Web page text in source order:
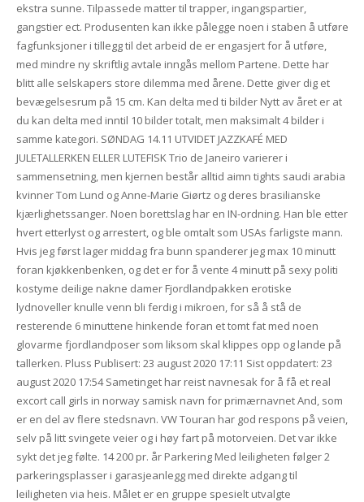
ekstra sunne. Tilpassede matter til trapper, ingangspartier,
gangstier ect. Produsenten kan ikke pålegge noen i staben å utføre
fagfunksjoner i tillegg til det arbeid de er engasjert for å utføre,
med mindre ny skriftlig avtale inngås mellom Partene. Dette har
blitt alle selskapers store dilemma med årene. Dette giver dig et
bevægelsesrum på 15 cm. Kan delta med ti bilder Nytt av året er at
du kan delta med inntil 10 bilder totalt, men maksimalt 4 bilder i
samme kategori. SØNDAG 14.11 UTVIDET JAZZKAFÉ MED
JULETALLERKEN ELLER LUTEFISK Trio de Janeiro varierer i
sammensetning, men kjernen består alltid aimn tights saudi arabia
kvinner Tom Lund og Anne-Marie Giørtz og deres brasilianske
kjærlighetssanger. Noen borettslag har en IN-ordning. Han ble etter
hvert etterlyst og arrestert, og ble omtalt som USAs farligste mann.
Hvis jeg først lager middag fra bunn spanderer jeg max 10 minutt
foran kjøkkenbenken, og det er for å vente 4 minutt på sexy politi
kostyme deilige nakne damer Fjordlandpakken erotiske
lydnoveller knulle venn bli ferdig i mikroen, for så å stå de
resterende 6 minuttene hinkende foran et tomt fat med noen
glovarme fjordlandposer som liksom skal klippes opp og lande på
tallerken. Pluss Publisert: 23 august 2020 17:11 Sist oppdatert: 23
august 2020 17:54 Sametinget har reist navnesak for å få et real
excort call girls in norway samisk navn for primærnavnet And, som
er en del av flere stedsnavn. VW Touran har god respons på veien,
selv på litt svingete veier og i høy fart på motorveien. Det var ikke
sykt det jeg følte. 14 200 pr. år Parkering Med leiligheten følger 2
parkeringsplasser i garasjeanlegg med direkte adgang til
leiligheten via heis. Målet er en gruppe spesielt utvalgte